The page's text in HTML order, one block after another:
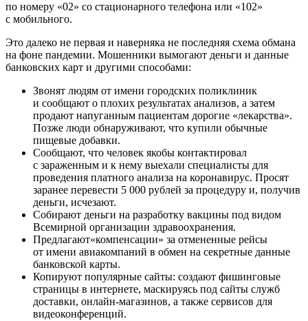
по номеру «02» со стационарного телефона или «102»
с мобильного.
Это далеко не первая и наверняка не последняя схема обмана
на фоне пандемии. Мошенники вымогают деньги и данные
банковских карт и другими способами:
Звонят людям от имени городских поликлиник
и сообщают о плохих результатах анализов, а затем
продают напуганным пациентам дорогие «лекарства».
Позже люди обнаруживают, что купили обычные
пищевые добавки.
Сообщают, что человек якобы контактировал
с зараженным и к нему выехали специалисты для
проведения платного анализа на коронавирус. Просят
заранее перевести 5 000 рублей за процедуру и, получив
деньги, исчезают.
Собирают деньги на разработку вакцины под видом
Всемирной организации здравоохранения.
Предлагают«компенсации» за отмененные рейсы
от имени авиакомпаний в обмен на секретные данные
банковской карты.
Копируют популярные сайты: создают фишинговые
страницы в интернете, маскируясь под сайты служб
доставки, онлайн-магазинов, а также сервисов для
видеоконференций.